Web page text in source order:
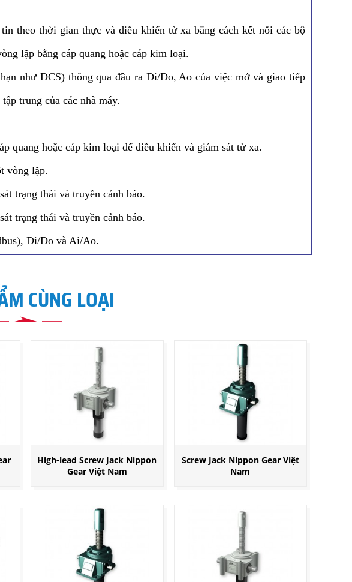
theo thời gian thực và điều khiển từ xa bằng cách kết nối các bộ
lặp bằng cáp quang hoặc cáp kim loại.
như DCS) thông qua đầu ra Di/Do, Ao của việc mở và giao tiếp
trung của các nhà máy.
quang hoặc cáp kim loại để điều khiển và giám sát từ xa.
vòng lặp.
trạng thái và truyền cảnh báo.
trạng thái và truyền cảnh báo.
Di/Do và Ai/Ao.
CÙNG LOẠI
High-lead Screw Jack Nippon
Gear Việt Nam
Screw Jack Nippon Gear Việt
Nam